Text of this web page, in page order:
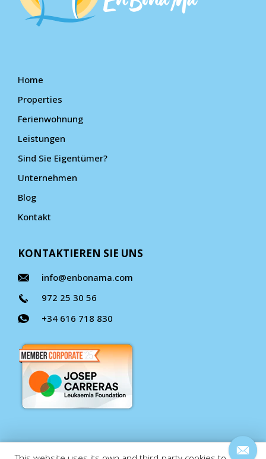
Home
Properties
Ferienwohnung
Leistungen
Sind Sie Eigentümer?
Unternehmen
Blog
Kontakt
KONTAKTIEREN SIE UNS
info@enbonama.com
972 25 30 56
+34 616 718 830